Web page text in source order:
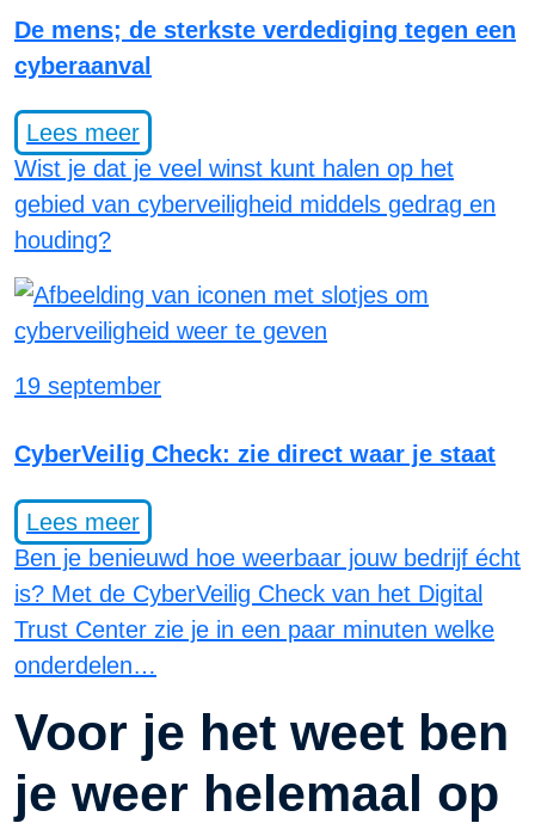
De mens; de sterkste verdediging tegen een
cyberaanval
Lees meer
Wist je dat je veel winst kunt halen op het
gebied van cyberveiligheid middels gedrag en
houding?
19 september
CyberVeilig Check: zie direct waar je staat
Lees meer
Ben je benieuwd hoe weerbaar jouw bedrijf écht
is? Met de CyberVeilig Check van het Digital
Trust Center zie je in een paar minuten welke
onderdelen…
Voor je het weet ben
je weer helemaal op